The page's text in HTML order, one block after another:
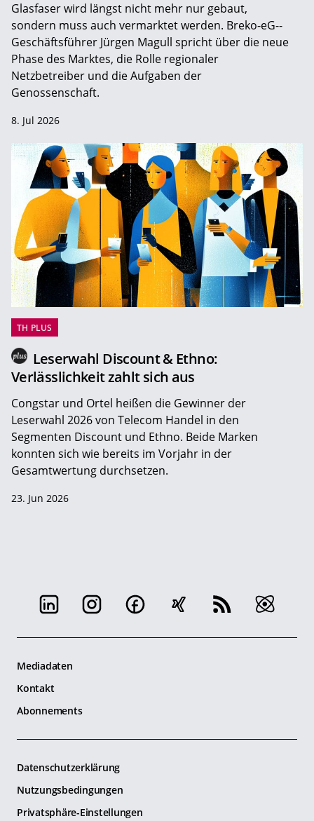
Glasfaser wird längst nicht mehr nur gebaut,
sondern muss auch vermarktet werden. Breko-eG-­
Geschäftsführer Jürgen Magull spricht über die neue
Phase des Marktes, die Rolle regionaler
Netzbetreiber und die Aufgaben der
Genossenschaft.
8. Jul 2026
TH PLUS
Leserwahl Discount & Ethno:
Verlässlichkeit zahlt sich aus
Congstar und Ortel heißen die Gewinner der
Leserwahl 2026 von Telecom Handel in den
Segmenten Discount und Ethno. Beide Marken
konnten sich wie bereits im Vorjahr in der
Gesamtwertung durchsetzen.
23. Jun 2026
Mediadaten
Kontakt
Abonnements
Datenschutzerklärung
Nutzungsbedingungen
Privatsphäre-Einstellungen